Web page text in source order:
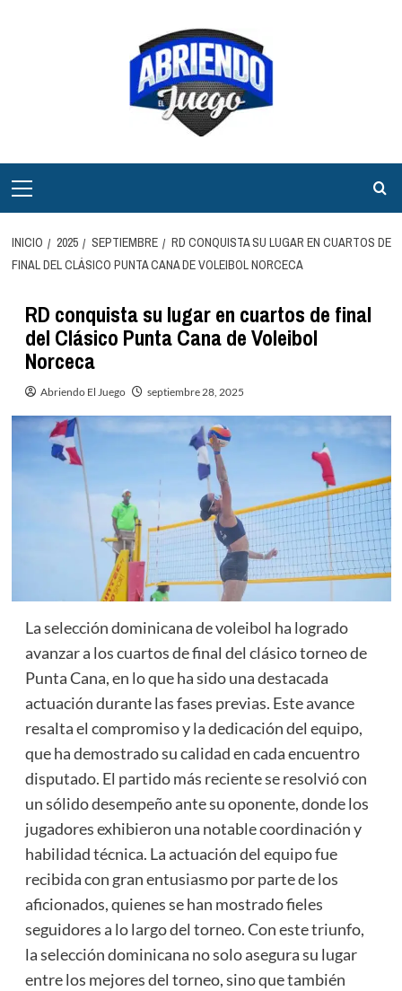
principal
INICIO 2025 SEPTIEMBRE
RD CONQUISTA SU LUGAR EN CUARTOS DE
FINAL DEL CLÁSICO PUNTA CANA DE VOLEIBOL NORCECA
RD conquista su lugar en cuartos de final
del Clásico Punta Cana de Voleibol
Norceca
Abriendo El Juego septiembre 28, 2025
La selección dominicana de voleibol ha logrado
avanzar a los cuartos de final del clásico torneo de
Punta Cana, en lo que ha sido una destacada
actuación durante las fases previas. Este avance
resalta el compromiso y la dedicación del equipo,
que ha demostrado su calidad en cada encuentro
disputado. El partido más reciente se resolvió con
un sólido desempeño ante su oponente, donde los
jugadores exhibieron una notable coordinación y
habilidad técnica. La actuación del equipo fue
recibida con gran entusiasmo por parte de los
aficionados, quienes se han mostrado fieles
seguidores a lo largo del torneo. Con este triunfo,
la selección dominicana no solo asegura su lugar
entre los mejores del torneo, sino que también